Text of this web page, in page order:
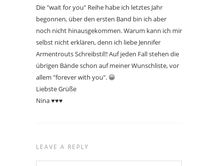
Die "wait for you" Reihe habe ich letztes Jahr
begonnen, über den ersten Band bin ich aber
noch nicht hinausgekommen. Warum kann ich mir
selbst nicht erklären, denn ich liebe Jennifer
Armentrouts Schreibstil!! Auf jeden Fall stehen die
übrigen Bände schon auf meiner Wunschliste, vor
allem "forever with you". 😀
Liebste Grüße
Nina ♥♥♥
LEAVE A REPLY